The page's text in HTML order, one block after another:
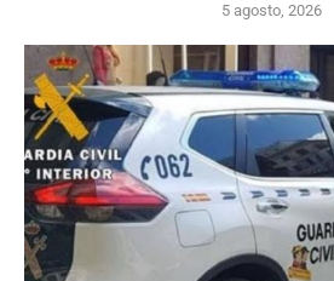
5 agosto, 2026